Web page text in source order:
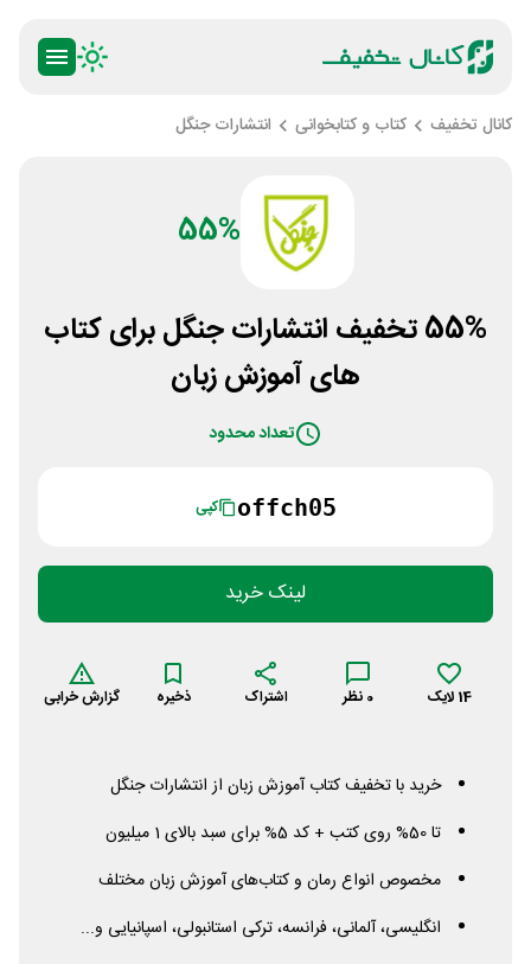
کانال تخفیف کتاب و کتابخوانی انتشارات جنگل
55%
55% تخفیف انتشارات جنگل برای کتاب
های آموزش زبان
تعداد محدود
offch05 کپی
لینک خرید
14 لایک 0 نظر اشتراک ذخیره گزارش خرابی
خرید با تخفیف کتاب آموزش زبان از انتشارات جنگل
تا 50% روی کتب + کد 5% برای سبد بالای 1 میلیون
مخصوص انواع رمان و کتاب‌های آموزش زبان مختلف
انگلیسی، آلمانی، فرانسه، ترکی استانبولی، اسپانیایی و...